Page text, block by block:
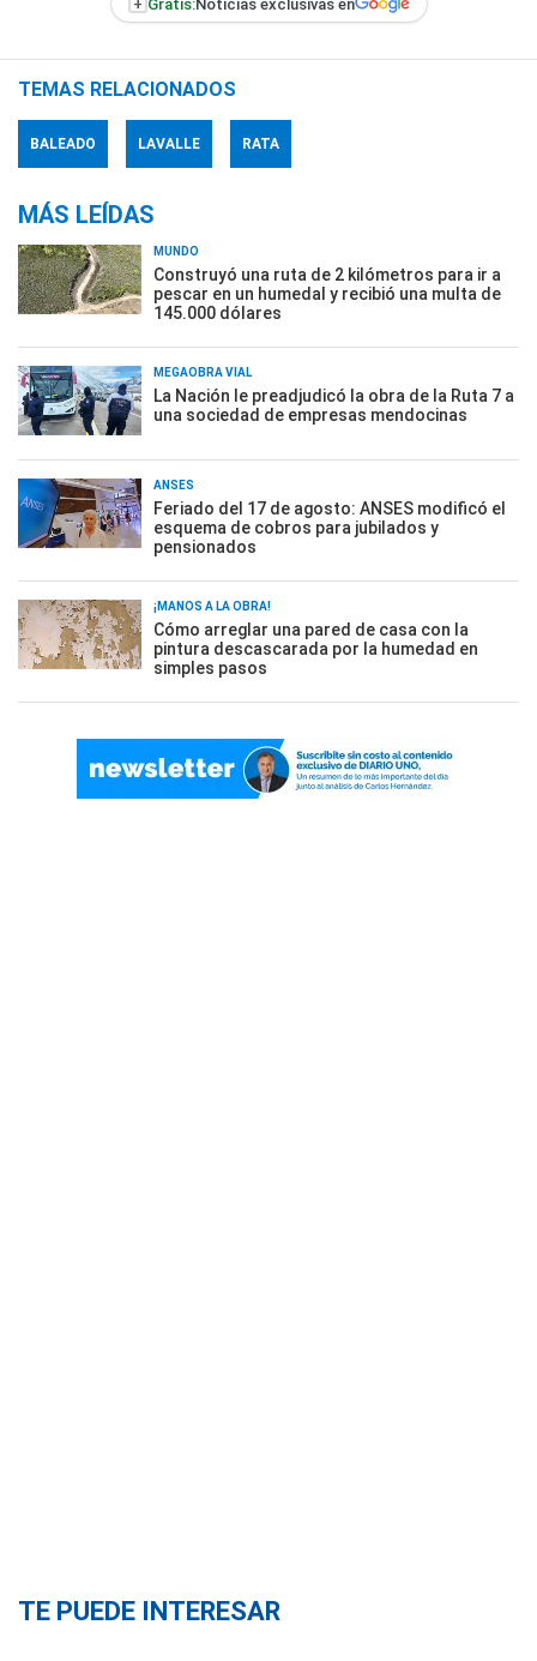
+ Gratis:Noticias exclusivas en
TEMAS RELACIONADOS
BALEADO LAVALLE RATA
MÁS LEÍDAS
MUNDO
Construyó una ruta de 2 kilómetros para ir a
pescar en un humedal y recibió una multa de
145.000 dólares
MEGAOBRA VIAL
La Nación le preadjudicó la obra de la Ruta 7 a
una sociedad de empresas mendocinas
ANSES
Feriado del 17 de agosto: ANSES modificó el
esquema de cobros para jubilados y
pensionados
¡MANOS A LA OBRA!
Cómo arreglar una pared de casa con la
pintura descascarada por la humedad en
simples pasos
TE PUEDE INTERESAR